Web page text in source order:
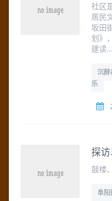
社区
居民
坂田
划》
建读...
沉
乐
探
鼓楼
阜阳